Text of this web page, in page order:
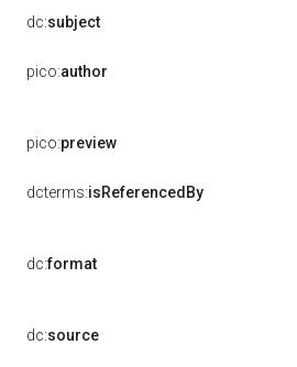
dc:subject
pico:author
pico:preview
dcterms:isReferencedBy
dc:format
dc:source